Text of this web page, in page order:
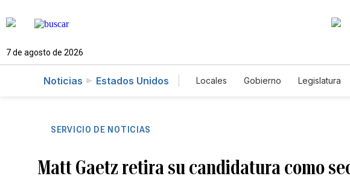
7 de agosto de 2026
Noticias Estados Unidos Locales Gobierno Legislatura
SERVICIO DE NOTICIAS
Matt Gaetz retira su candidatura como